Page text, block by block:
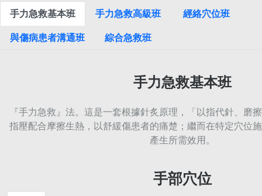
手力急救基本班 手力急救高級班
經絡穴位班
與傷病患者溝通班
綜合急救班
手力急救基本班
『手力急救』法。這是一套根據針炙原理，「以指代針、磨
指壓配合摩擦生熱，以舒緩傷患者的痛楚；繼而在特定穴位
產生所需效用。
手部穴位